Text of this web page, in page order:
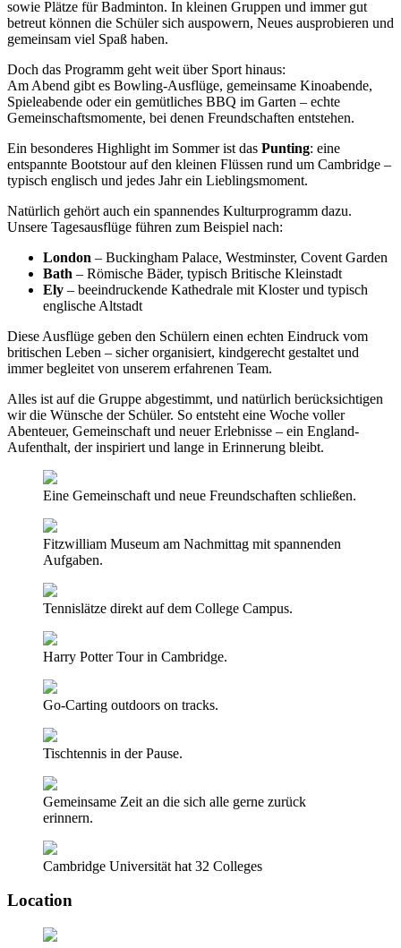
sowie Plätze für Badminton. In kleinen Gruppen und immer gut
betreut können die Schüler sich auspowern, Neues ausprobieren und
gemeinsam viel Spaß haben.
Doch das Programm geht weit über Sport hinaus:
Am Abend gibt es Bowling-Ausflüge, gemeinsame Kinoabende,
Spieleabende oder ein gemütliches BBQ im Garten – echte
Gemeinschaftsmomente, bei denen Freundschaften entstehen.
Ein besonderes Highlight im Sommer ist das Punting: eine
entspannte Bootstour auf den kleinen Flüssen rund um Cambridge –
typisch englisch und jedes Jahr ein Lieblingsmoment.
Natürlich gehört auch ein spannendes Kulturprogramm dazu.
Unsere Tagesausflüge führen zum Beispiel nach:
London – Buckingham Palace, Westminster, Covent Garden
Bath – Römische Bäder, typisch Britische Kleinstadt
Ely – beeindruckende Kathedrale mit Kloster und typisch
englische Altstadt
Diese Ausflüge geben den Schülern einen echten Eindruck vom
britischen Leben – sicher organisiert, kindgerecht gestaltet und
immer begleitet von unserem erfahrenen Team.
Alles ist auf die Gruppe abgestimmt, und natürlich berücksichtigen
wir die Wünsche der Schüler. So entsteht eine Woche voller
Abenteuer, Gemeinschaft und neuer Erlebnisse – ein England-
Aufenthalt, der inspiriert und lange in Erinnerung bleibt.
Eine Gemeinschaft und neue Freundschaften schließen.
Fitzwilliam Museum am Nachmittag mit spannenden
Aufgaben.
Tennislätze direkt auf dem College Campus.
Harry Potter Tour in Cambridge.
Go-Carting outdoors on tracks.
Tischtennis in der Pause.
Gemeinsame Zeit an die sich alle gerne zurück
erinnern.
Cambridge Universität hat 32 Colleges
Location